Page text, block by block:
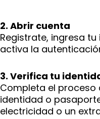
2. Abrir cuenta
Registrate, ingresa
activa la
3. Verifica tu
Completa el
identidad o
electricidad o un